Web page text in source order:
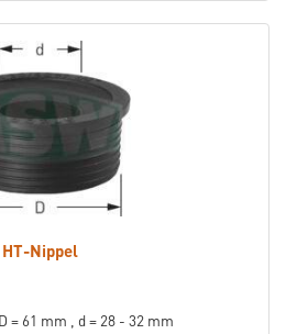
HT-Nippel
= 61 mm , d = 28 - 32 mm